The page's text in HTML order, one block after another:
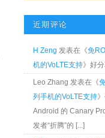
近期评论
H Zeng 发表在《免
机的VoLTE支持》好
Leo Zhang 发表在《
列手机的VoLTE支持
Android 的 Canary
发者“折腾”的 [...]